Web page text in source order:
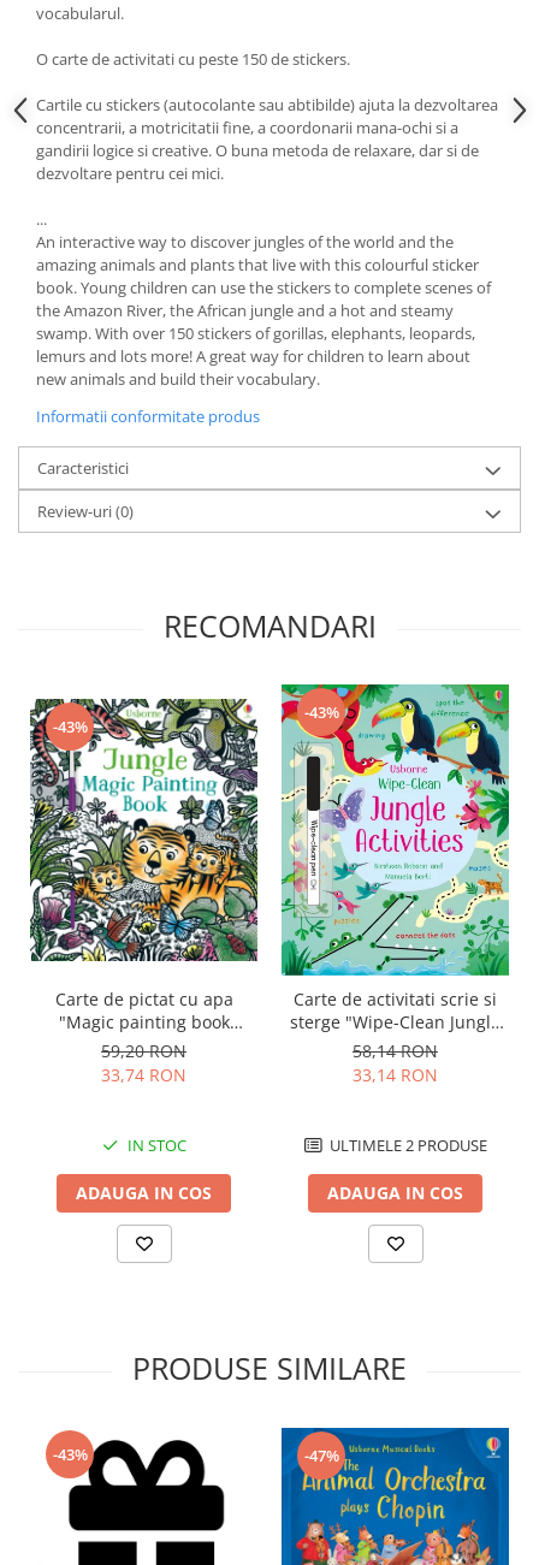
vocabularul.
O carte de activitati cu peste 150 de stickers.
Cartile cu stickers (autocolante sau abtibilde) ajuta la dezvoltarea
concentrarii, a motricitatii fine, a coordonarii mana-ochi si a
gandirii logice si creative. O buna metoda de relaxare, dar si de
dezvoltare pentru cei mici.
...
An interactive way to discover jungles of the world and the
amazing animals and plants that live with this colourful sticker
book. Young children can use the stickers to complete scenes of
the Amazon River, the African jungle and a hot and steamy
swamp. With over 150 stickers of gorillas, elephants, leopards,
lemurs and lots more! A great way for children to learn about
new animals and build their vocabulary.
Informatii conformitate produs
Caracteristici
Review-uri(0)
RECOMANDARI
-43%
Carte de pictat cu apa
"Magic painting book
Jungle", Usborne
59,20 RON
33,74 RON
IN STOC
ADAUGA IN COS
-43%
Carte de activitati scrie si
sterge "Wipe-Clean Jungle
Activities", reutilizabila,
Usborne
58,14 RON
33,14 RON
ULTIMELE 2 PRODUSE
ADAUGA IN COS
PRODUSE SIMILARE
-43% -47%